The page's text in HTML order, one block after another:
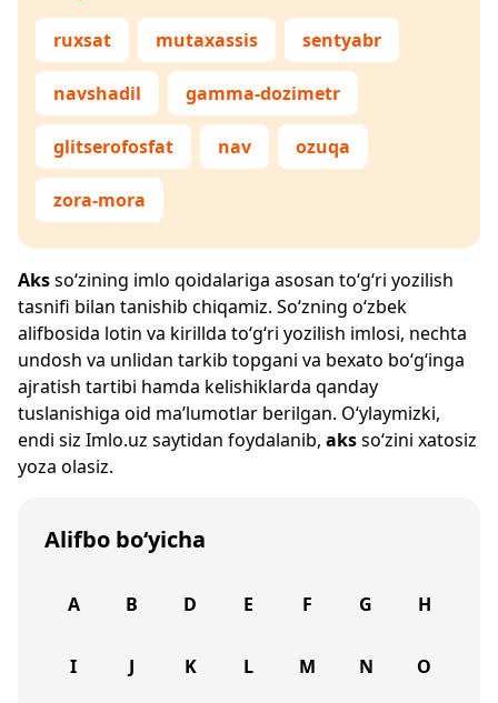
ruxsat mutaxassis sentyabr
navshadil gamma-dozimetr
glitserofosfat nav ozuqa
zora-mora
Aksso‘zining imlo qoidalariga asosan to‘g‘ri yozilish
tasnifi bilan tanishib chiqamiz. So‘zning o‘zbek
alifbosida lotin va kirillda to‘g‘ri yozilish imlosi, nechta
undosh va unlidan tarkib topgani va bexato bo‘g‘inga
ajratish tartibi hamda kelishiklarda qanday
tuslanishiga oid ma’lumotlar berilgan. O‘ylaymizki,
endi siz Imlo.uz saytidan foydalanib, aksso‘zini xatosiz
yoza olasiz.
Alifbo bo‘yicha
A B D E F G H
I J K L M N O